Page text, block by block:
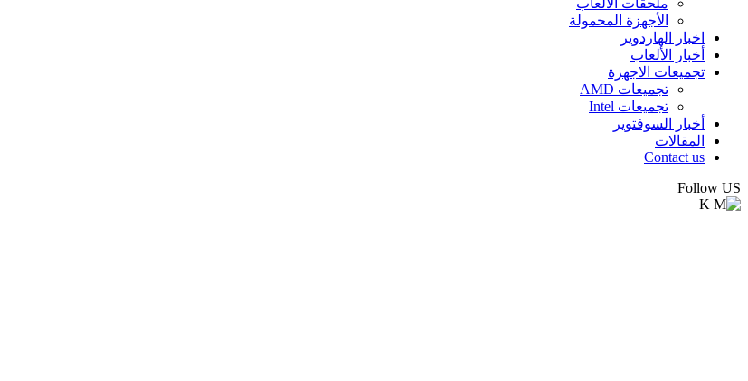
ملحقات الألعاب
الأجهزة المحمولة
اخبار الهاردوير
أخبار الألعاب
تجميعات الاجهزة
تجميعات AMD
تجميعات Intel
أخبار السوفتوير
المقالات
Contact us
Follow US